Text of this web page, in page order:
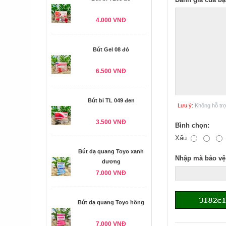
4.000 VNĐ
Bút Gel 08 đỏ
6.500 VNĐ
Bút bi TL 049 đen
3.500 VNĐ
Bút dạ quang Toyo xanh
dương
7.000 VNĐ
Bút dạ quang Toyo hồng
7.000 VNĐ
Lưu ý: Không hỗ
Bình chọn:
Xấu
Nhập mã bảo